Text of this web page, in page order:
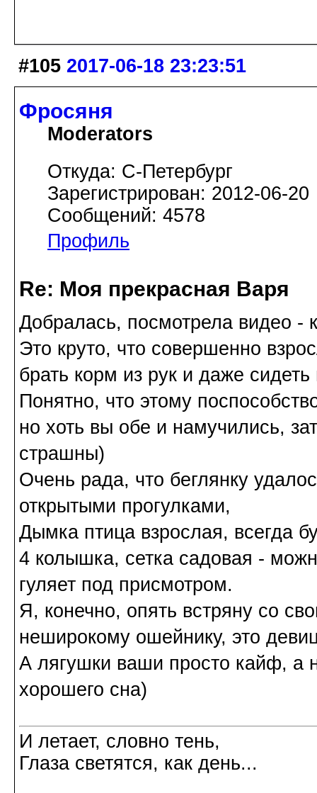
#105 2017-06-18 23:23:51
Фросяня
Moderators
Откуда: С-Петербург
Зарегистрирован: 2012-06-20
Сообщений: 4578
Профиль
Re: Моя прекрасная Варя
Добралась, посмотрела видео -
Это круто, что совершенно
брать корм из рук и даже сидеть
Понятно, что этому
но хоть вы обе и намучились,
страшны)
Очень рада, что беглянку
открытыми прогулками,
Дымка птица взрослая, всегда
4 колышка, сетка садовая -
гуляет под присмотром.
Я, конечно, опять встряну со
неширокому ошейнику, это
А лягушки ваши просто кайф, а
хорошего сна)
И летает, словно тень,
Глаза светятся, как день...